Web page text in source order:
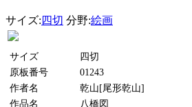
サイズ: 四切 分野:絵画
サイズ
四切
原板番号
01243
作者名
乾山[尾形乾山]
作品名
八橋図